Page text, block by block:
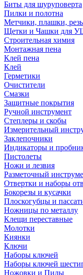
Биты для шуруповерта
Пилки и полотна
Метчики, плашки,
Щетки и Чашки для
Строительная химия
Монтажная пена
Клей пена
Клей
Герметики
Очистители
Смазки
Защитные покрытия
Ручной инструмент
Степлеры и скобы
Измерительный
Заклепочники
Индикаторы и
Пистолеты
Ножи и лезвия
Разметочный
Отвертки и наборы
Бокорезы и кусачки
Плоскогубцы и
Ножницы по металлу
Клещи переставные
Молотки
Киянки
Ключи
Наборы ключей
Наборы ключей
Ножовки и Пилы